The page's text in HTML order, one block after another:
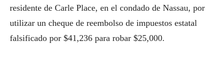
residente de Carle Place, en el condado de Nassau, por
utilizar un cheque de reembolso de impuestos estatal
falsificado por $41,236 para robar $25,000.